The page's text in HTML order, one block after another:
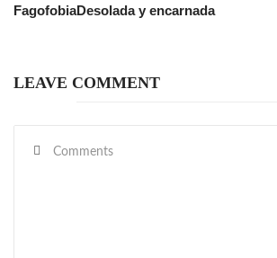
FagofobiaDesolada y encarnada
LEAVE COMMENT